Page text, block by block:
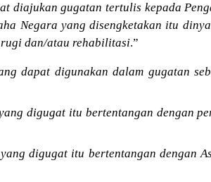
diajukan gugatan tertulis kepada
Negara yang disengketakan itu
dan/atau rehabilitasi.”
dapat digunakan dalam gugatan
digugat itu bertentangan dengan
digugat itu bertentangan dengan